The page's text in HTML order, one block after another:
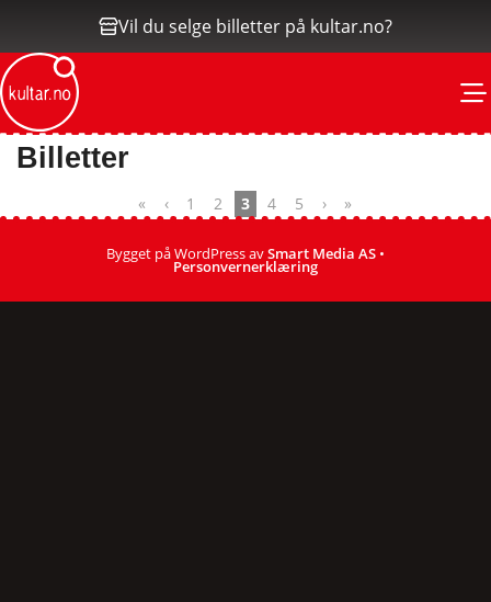
Vil du selge billetter på kultar.no?
Billetter
« ‹ 1 2 3 4 5 › »
Bygget på WordPress avSmart Media AS •
Personvernerklæring